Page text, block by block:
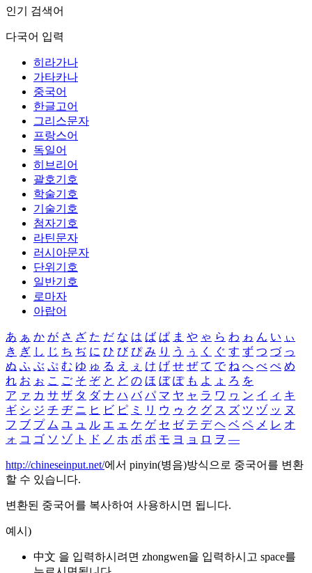
인기 검색어
다국어 입력
히라가나
가타카나
중국어
한글고어
그리스문자
프랑스어
독일어
히브리어
괄호기호
학술기호
기술기호
첨자기호
라틴문자
러시아문자
단위기호
일반기호
로마자
아랍어
あ ぁ か が さ ざ た だ な は ば ぱ ま や ゃ ら わ ゎ ん い ぃ
き ぎ し じ ち ぢ に ひ び ぴ み り う ぅ く ぐ す ず つ づ っ
ぬ ふ ぶ ぷ む ゆ ゅ る え ぇ け げ せ ぜ て で ね へ べ ぺ め
れ お ぉ こ ご そ ぞ と ど の ほ ぼ ぽ も よ ょ ろ を
ア ァ カ サ ザ タ ダ ナ ハ バ パ マ ヤ ャ ラ ワ ヮ ン イ ィ キ
ギ シ ジ チ ヂ ニ ヒ ビ ピ ミ リ ウ ゥ ク グ ス ズ ツ ヅ ッ ヌ
フ ブ プ ム ユ ュ ル エ ェ ケ ゲ セ ゼ テ デ ヘ ベ ペ メ レ オ
ォ コ ゴ ソ ゾ ト ド ノ ホ ボ ポ モ ヨ ョ ロ ヲ ―
http://chineseinput.net/에서 pinyin(병음)방식으로 중국어를 변환
할 수 있습니다.
변환된 중국어를 복사하여 사용하시면 됩니다.
예시)
中文 을 입력하시려면 zhongwen을 입력하시고 space를